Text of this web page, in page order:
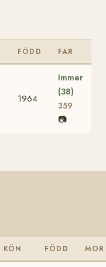
FÖDD FAR
1964
Immer
(38)
359
📷
KÖN FÖDD MOR